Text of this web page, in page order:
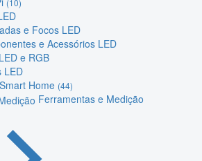
e Focos LED
e Acessórios LED
e RGB
LED
Home (44)
Ferramentas e Medição